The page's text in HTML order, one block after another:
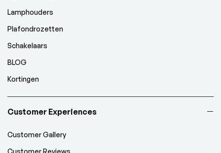
Lamphouders
Plafondrozetten
Schakelaars
BLOG
Kortingen
Customer Experiences
Customer Gallery
Customer Reviews